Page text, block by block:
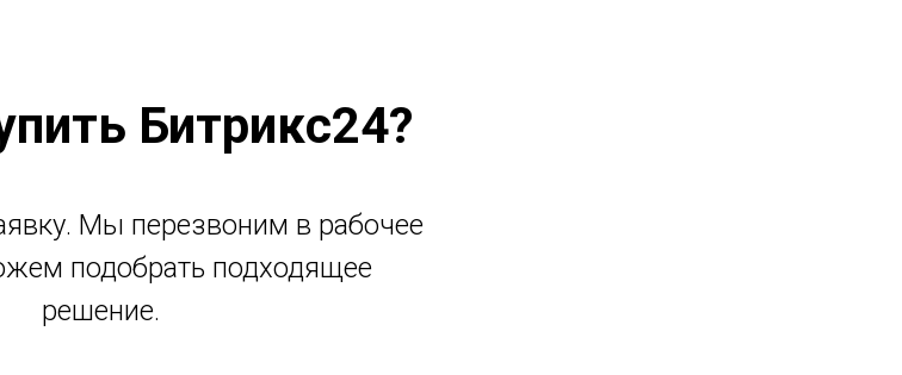
Битрикс24?
Мы перезвоним в рабочее
подобрать подходящее
решение.